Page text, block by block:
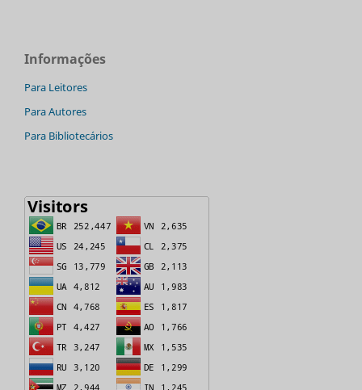
Informações
Para Leitores
Para Autores
Para Bibliotecários